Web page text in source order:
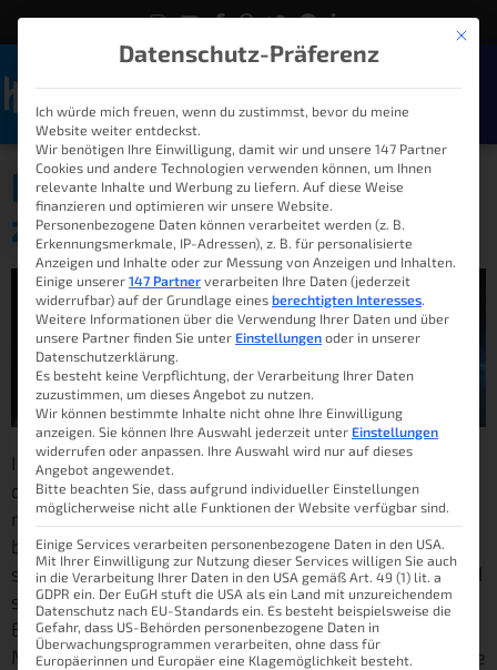
Deine Empfehlung
zählt
In einer Welt voller Informationen ist es oft schwer,
den wirklich nützlichen Inhalt zu finden – aber wenn
man ihn entdeckt, möchte man ihn nicht für sich
behalten. So geht es mir mit meinem Blog. Ich
schreibe hier mit Leidenschaft über Smart Home und
seit einiger Zeit auch über Elektromobilität, um
Erfahrungen zu teilen, Wissen weiterzugeben und
Menschen zu inspirieren, ihren Alltag mit Technologie
Mit
Datenschutz-Präferenz
Ich würde mich freuen, wenn du zustimmst, bevor du meine
Website weiter entdeckst.
Wir benötigen Ihre Einwilligung, damit wir und unsere 147 Partner
Cookies und andere Technologien verwenden können, um Ihnen
relevante Inhalte und Werbung zu liefern. Auf diese Weise
finanzieren und optimieren wir unsere Website.
Personenbezogene Daten können verarbeitet werden (z. B.
Erkennungsmerkmale, IP-Adressen), z. B. für personalisierte
Anzeigen und Inhalte oder zur Messung von Anzeigen und Inhalten.
Einige unserer 147 Partner verarbeiten Ihre Daten (jederzeit
widerrufbar) auf der Grundlage eines berechtigten Interesses.
Weitere Informationen über die Verwendung Ihrer Daten und über
unsere Partner finden Sie unter Einstellungen oder in unserer
Datenschutzerklärung.
Es besteht keine Verpflichtung, der Verarbeitung Ihrer Daten
zuzustimmen, um dieses Angebot zu nutzen.
Wir können bestimmte Inhalte nicht ohne Ihre Einwilligung
anzeigen. Sie können Ihre Auswahl jederzeit unter Einstellungen
widerrufen oder anpassen. Ihre Auswahl wird nur auf dieses
Angebot angewendet.
Bitte beachten Sie, dass aufgrund individueller Einstellungen
möglicherweise nicht alle Funktionen der Website verfügbar sind.
Einige Services verarbeiten personenbezogene Daten in den USA.
Mit Ihrer Einwilligung zur Nutzung dieser Services willigen Sie auch
in die Verarbeitung Ihrer Daten in den USA gemäß Art. 49 (1) lit. a
GDPR ein. Der EuGH stuft die USA als ein Land mit unzureichendem
Datenschutz nach EU-Standards ein. Es besteht beispielsweise die
Gefahr, dass US-Behörden personenbezogene Daten in
Überwachungsprogrammen verarbeiten, ohne dass für
Europäerinnen und Europäer eine Klagemöglichkeit besteht.